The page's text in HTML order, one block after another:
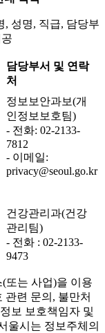
, 성명, 직급, 담당부
담당부서 및 연락
처
정보보안과보(개
인정보보호팀)
- 전화: 02-2133-
7812
- 이메일:
privacy@seoul.go.kr
건강관리과(건강
관리팀)
- 전화 : 02-2133-
9473
또는 사업)을 이용
관련 문의, 불만처
보 보호책임자 및
울시는 정보주체의